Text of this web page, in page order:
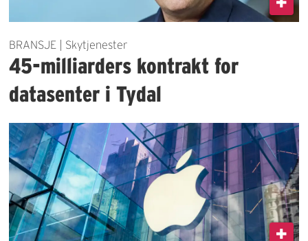
BRANSJE | Skytjenester
45-milliarders kontrakt for
datasenter i Tydal